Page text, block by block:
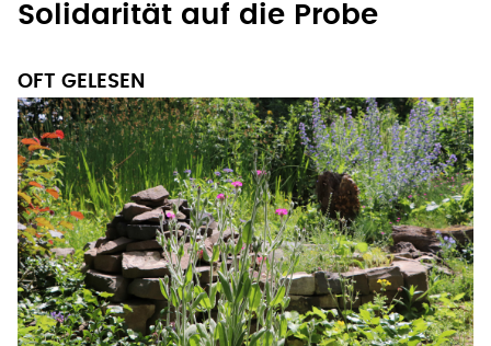
Solidarität auf die Probe
OFT GELESEN